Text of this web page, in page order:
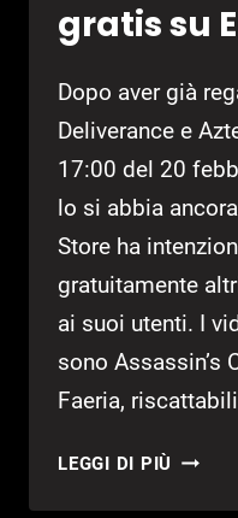
gratis su
Dopo aver già
Deliverance e
17:00 del 20
lo si abbia
Store ha
gratuitamente
ai suoi utenti. I
sono Assassin’s
Faeria,
LEGGI DI PIÙ